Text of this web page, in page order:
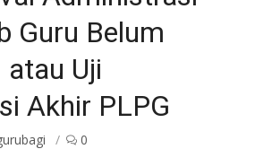
Guru Belum
atau Uji
Akhir PLPG
0